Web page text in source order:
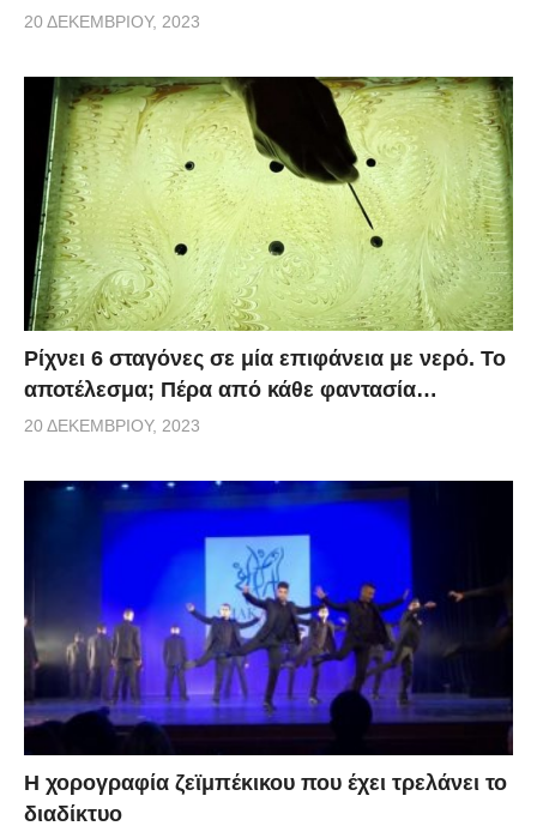
20 ΔΕΚΕΜΒΡΊΟΥ, 2023
Ρίχνει 6 σταγόνες σε μία επιφάνεια με νερό. Το
αποτέλεσμα; Πέρα από κάθε φαντασία…
20 ΔΕΚΕΜΒΡΊΟΥ, 2023
Η χορογραφία ζεϊμπέκικου που έχει τρελάνει το
διαδίκτυο